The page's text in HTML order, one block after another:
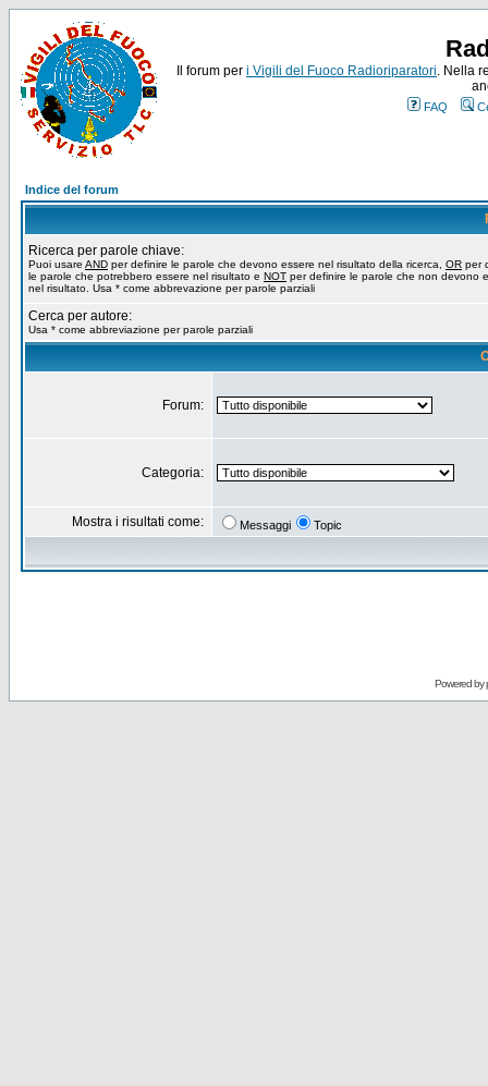
Il forum per i Vigili del Fuoco Radioriparatori. Nella
FAQ
Indice del forum
Ricerca per parole chiave:
Puoi usare AND per definire le parole che devono essere nel risultato della ricerca, OR per
le parole che potrebbero essere nel risultato e NOT per definire le parole che non devono
nel risultato. Usa * come abbrevazione per parole parziali
Cerca per autore:
Usa * come abbreviazione per parole parziali
Forum:
Categoria:
Mostra i risultati come: Messaggi Topic
Powered by